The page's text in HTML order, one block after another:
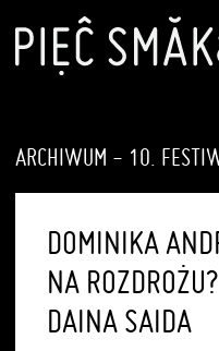
ARCHIWUM - 10.
DOMINIKA
NA
DAINA SAIDA